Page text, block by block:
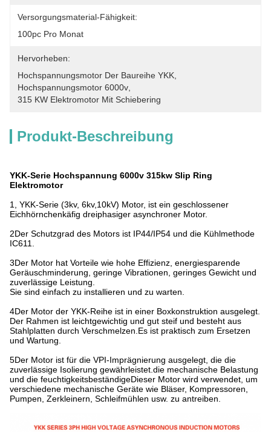
Versorgungsmaterial-Fähigkeit:
100pc Pro Monat
Hervorheben:
Hochspannungsmotor Der Baureihe YKK
Hochspannungsmotor 6000v
315 KW Elektromotor Mit Schiebering
Produkt-Beschreibung
YKK-Serie Hochspannung 6000v 315kw Slip Ring
Elektromotor
1, YKK-Serie (3kv, 6kv,10kV) Motor, ist ein geschlossener
Eichhörnchenkäfig dreiphasiger asynchroner Motor.
2Der Schutzgrad des Motors ist IP44/IP54 und die Kühlmethode
IC611.
3Der Motor hat Vorteile wie hohe Effizienz, energiesparende
Geräuschminderung, geringe Vibrationen, geringes Gewicht und
zuverlässige Leistung.
Sie sind einfach zu installieren und zu warten.
4Der Motor der YKK-Reihe ist in einer Boxkonstruktion ausgelegt.
Der Rahmen ist leichtgewichtig und gut steif und besteht aus
Stahlplatten durch Verschmelzen.Es ist praktisch zum Ersetzen
und Wartung.
5Der Motor ist für die VPI-Imprägnierung ausgelegt, die die
zuverlässige Isolierung gewährleistet.die mechanische Belastung
und die feuchtigkeitsbeständigeDieser Motor wird verwendet, um
verschiedene mechanische Geräte wie Bläser, Kompressoren,
Pumpen, Zerkleinern, Schleifmühlen usw. zu antreiben.